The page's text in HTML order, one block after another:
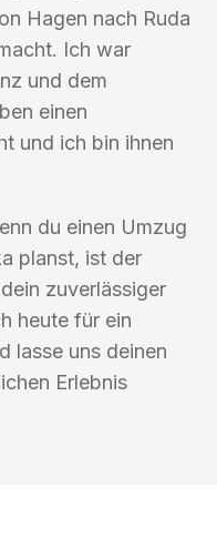
Hagen nach Ruda
Ich war
und dem
einen
und ich bin ihnen
du einen Umzug
planst, ist der
zuverlässiger
heute für ein
lasse uns deinen
Erlebnis